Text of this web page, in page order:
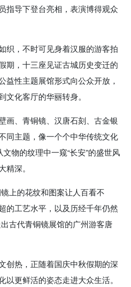
指导下登台亮相，表演博得观众
，不时可见身着汉服的游客拍
期，十三座见证古城历史变迁的
益性主题展馆形式向公众开放，
文化客厅的华丽转身。
、青铜镜、汉唐石刻、古金银
主题，像一个个中华传统文化
文物的纹理中一窥“长安”的盛世风
深。
上的花纹和图案让人百看不
的工艺水平，以及历经千年仍然
古代青铜镜展馆的广州游客唐
热，正随着国庆中秋假期的深
以更鲜活的姿态走进大众生活。